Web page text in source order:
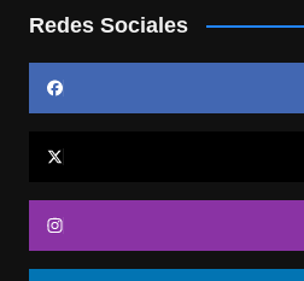
Redes Sociales